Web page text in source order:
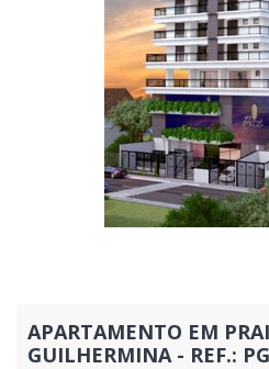
APARTAMENTO EM
GUILHERMINA - REF.: